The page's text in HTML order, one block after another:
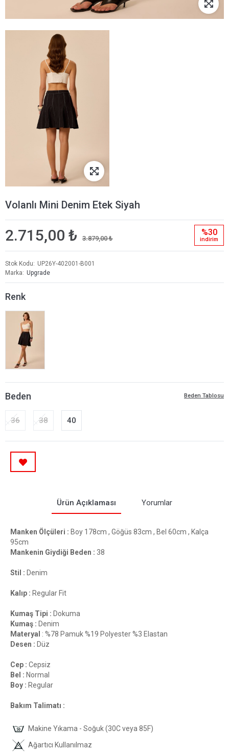
Volanlı Mini Denim Etek Siyah
2.715,00 ₺ 3.879,00 ₺
%30
i̇ndi̇ri̇m
Stok Kodu
UP26Y-402001-B001
Marka
Upgrade
Renk
Beden Tablosu
Beden
36 38 40
Ürün Açıklaması Yorumlar
Manken Ölçüleri : Boy 178cm , Göğüs 83cm , Bel 60cm , Kalça
95cm
Mankenin Giydiği Beden : 38
Stil : Denim
Kalıp : Regular Fit
Kumaş Tipi : Dokuma
Kumaş : Denim
Materyal : %78 Pamuk %19 Polyester %3 Elastan
Desen : Düz
Cep : Cepsiz
Bel : Normal
Boy : Regular
Bakım Talimatı :
Makine Yıkama - Soğuk (30C veya 85F)
Ağartıcı Kullanılmaz